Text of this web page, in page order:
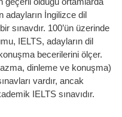
adayların İngilizce dil
sınavdır. 100’ün üzerinde
IELTS, adayların dil
becerilerini ölçer.
dinleme ve konuşma)
vardır, ancak
IELTS sınavıdır.